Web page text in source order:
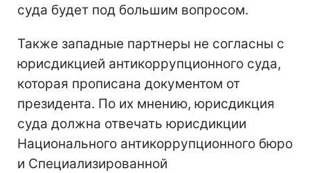
суда будет под большим вопросом.
Также западные партнеры не согласны с
юрисдикцией антикоррупционного суда,
которая прописана документом от
президента. По их мнению, юрисдикция
суда должна отвечать юрисдикции
Национального антикоррупционного бюро
и Специализированной